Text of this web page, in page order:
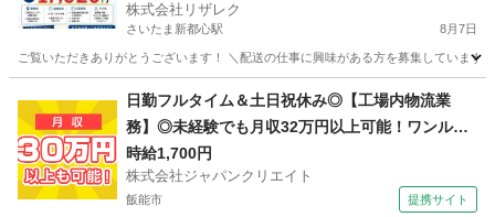
株式会社リザレク
さいたま新都心駅 8月7日
ご覧いただきありがとうございます！ ＼配送の仕事に興味がある方を募集していま
さいたま市 さいたま新都心駅 ドライバー Amazon
日勤フルタイム＆土日祝休み◎【工場内物流業
務】◎未経験でも月収32万円以上可能！ワンルー
ム寮完備！
時給1,700円
株式会社ジャパンクリエイト
飯能市 提携サイト